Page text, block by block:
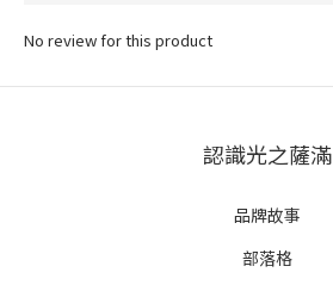
No review for this product
認識光之薩滿
品牌故事
部落格